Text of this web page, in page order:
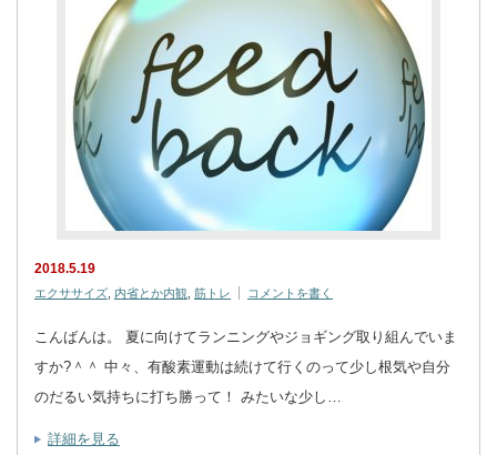
2018.5.19
エクササイズ 内省とか内観 筋トレ コメントを書く
こんばんは。 夏に向けてランニングやジョギング取り組んでいま
すか?＾＾ 中々、有酸素運動は続けて行くのって少し根気や自分
のだるい気持ちに打ち勝って！ みたいな少し…
詳細を見る